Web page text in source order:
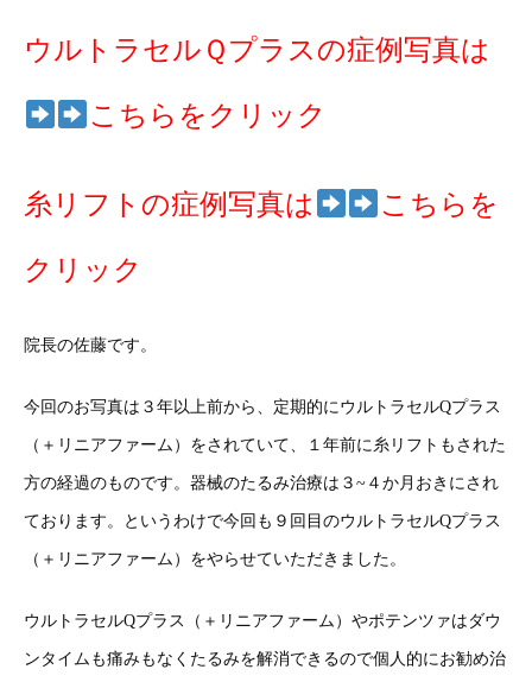
ウルトラセルＱプラスの症例写真は
こちらをクリック
糸リフトの症例写真は こちらを
クリック
院長の佐藤です。
今回のお写真は３年以上前から、定期的にウルトラセルQプラス
（＋リニアファーム）をされていて、１年前に糸リフトもされた
方の経過のものです。器械のたるみ治療は３~４か月おきにされ
ております。というわけで今回も９回目のウルトラセルQプラス
（＋リニアファーム）をやらせていただきました。
ウルトラセルQプラス（＋リニアファーム）やポテンツァはダウ
ンタイムも痛みもなくたるみを解消できるので個人的にお勧め治